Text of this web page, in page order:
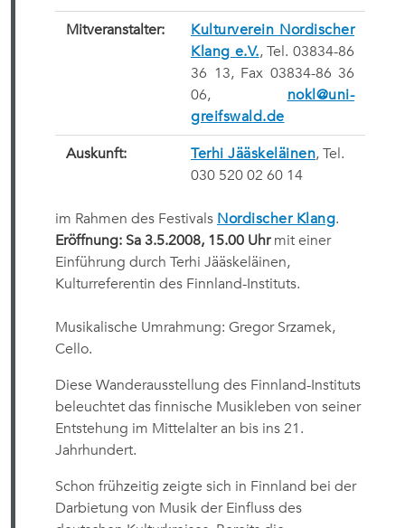
Mitveranstalter:
Kulturverein Nordischer
Klang e.V., Tel. 03834-86
36 13, Fax 03834-86 36
06, nokl@uni-
greifswald.de
Auskunft: Terhi Jääskeläinen, Tel.
030 520 02 60 14
im Rahmen des Festivals Nordischer Klang.
Eröffnung: Sa 3.5.2008, 15.00 Uhr mit einer
Einführung durch Terhi Jääskeläinen,
Kulturreferentin des Finnland-Instituts.
Musikalische Umrahmung: Gregor Srzamek,
Cello.
Diese Wanderausstellung des Finnland-Instituts
beleuchtet das finnische Musikleben von seiner
Entstehung im Mittelalter an bis ins 21.
Jahrhundert.
Schon frühzeitig zeigte sich in Finnland bei der
Darbietung von Musik der Einfluss des